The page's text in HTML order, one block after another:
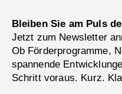
Bleiben Sie am Puls
Jetzt zum Newsletter
Ob Förderprogramme,
spannende
Schritt voraus. Kurz.